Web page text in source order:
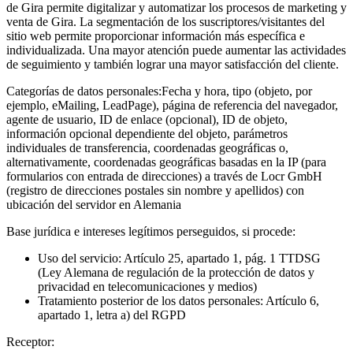
de Gira permite digitalizar y automatizar los procesos de marketing y
venta de Gira. La segmentación de los suscriptores/visitantes del
sitio web permite proporcionar información más específica e
individualizada. Una mayor atención puede aumentar las actividades
de seguimiento y también lograr una mayor satisfacción del cliente.
Categorías de datos personales:Fecha y hora, tipo (objeto, por
ejemplo, eMailing, LeadPage), página de referencia del navegador,
agente de usuario, ID de enlace (opcional), ID de objeto,
información opcional dependiente del objeto, parámetros
individuales de transferencia, coordenadas geográficas o,
alternativamente, coordenadas geográficas basadas en la IP (para
formularios con entrada de direcciones) a través de Locr GmbH
(registro de direcciones postales sin nombre y apellidos) con
ubicación del servidor en Alemania
Base jurídica e intereses legítimos perseguidos, si procede:
Uso del servicio: Artículo 25, apartado 1, pág. 1 TTDSG
(Ley Alemana de regulación de la protección de datos y
privacidad en telecomunicaciones y medios)
Tratamiento posterior de los datos personales: Artículo 6,
apartado 1, letra a) del RGPD
Receptor: